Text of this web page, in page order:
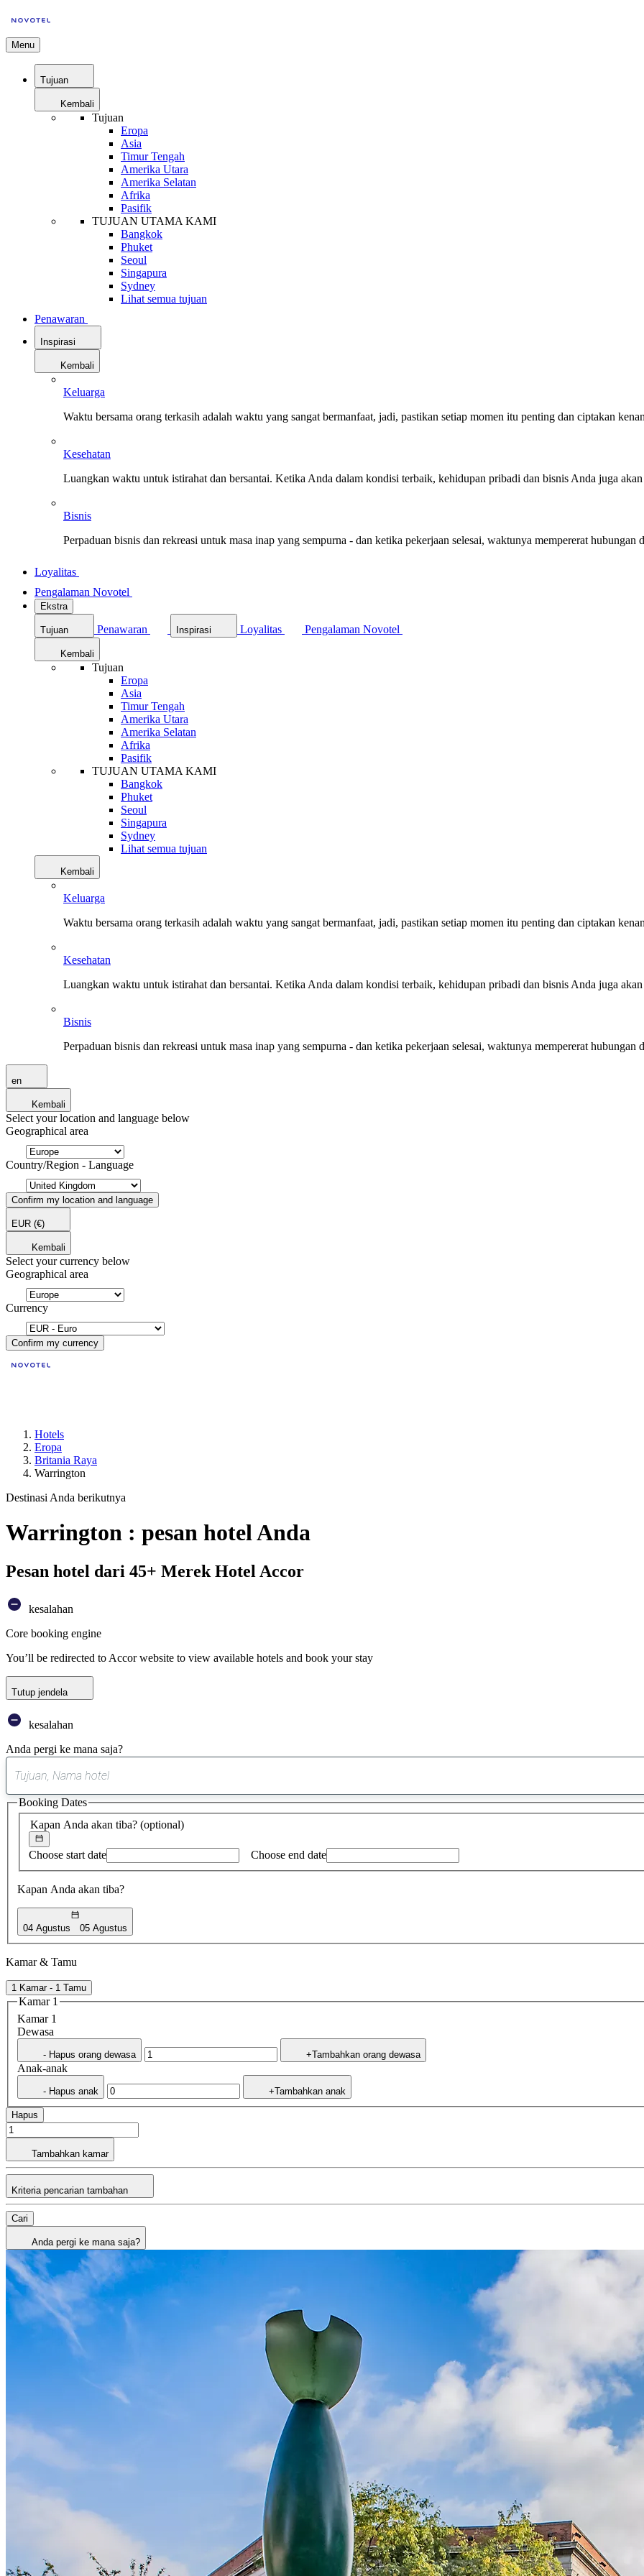
Menu
Tujuan
Kembali
Tujuan
Eropa
Asia
Timur Tengah
Amerika Utara
Amerika Selatan
Afrika
Pasifik
TUJUAN UTAMA KAMI
Bangkok
Phuket
Seoul
Singapura
Sydney
Lihat semua tujuan
Penawaran
Inspirasi
Kembali
Keluarga
Waktu bersama orang terkasih adalah waktu yang sangat bermanfaat, jadi, pastikan setiap momen itu penting dan ciptakan
Kesehatan
Luangkan waktu untuk istirahat dan bersantai. Ketika Anda dalam kondisi terbaik, kehidupan pribadi dan bisnis Anda juga
Bisnis
Perpaduan bisnis dan rekreasi untuk masa inap yang sempurna - dan ketika pekerjaan selesai, waktunya mempererat hubungan
Loyalitas
Pengalaman Novotel
Ekstra
Tujuan Penawaran Inspirasi Loyalitas Pengalaman Novotel
Kembali
Tujuan
Eropa
Asia
Timur Tengah
Amerika Utara
Amerika Selatan
Afrika
Pasifik
TUJUAN UTAMA KAMI
Bangkok
Phuket
Seoul
Singapura
Sydney
Lihat semua tujuan
Kembali
Keluarga
Waktu bersama orang terkasih adalah waktu yang sangat bermanfaat, jadi, pastikan setiap momen itu penting dan ciptakan
Kesehatan
Luangkan waktu untuk istirahat dan bersantai. Ketika Anda dalam kondisi terbaik, kehidupan pribadi dan bisnis Anda juga
Bisnis
Perpaduan bisnis dan rekreasi untuk masa inap yang sempurna - dan ketika pekerjaan selesai, waktunya mempererat hubungan
en
Kembali
Select your location and language below
Geographical area
Country/Region - Language
Confirm my location and language
EUR (€)
Kembali
Select your currency below
Geographical area
Currency
Confirm my currency
Hotels
Eropa
Britania Raya
Warrington
Destinasi Anda berikutnya
Warrington : pesan hotel Anda
Pesan hotel dari 45+ Merek Hotel Accor
kesalahan
Core booking engine
You’ll be redirected to Accor website to view available hotels and book your stay
Tutup jendela
kesalahan
Anda pergi ke mana saja?
saran
ditemukan
Kapan Anda akan tiba? (optional)
Choose start date Choose end date
Kapan Anda akan tiba?
04 Agustus 05 Agustus
Booking Dates
Kamar & Tamu
1 Kamar - 1 Tamu
Kamar 1
Kamar 1
Dewasa
- Hapus orang dewasa +Tambahkan orang dewasa
Anak-anak
- Hapus anak +Tambahkan anak
Hapus
Tambahkan kamar
Kriteria pencarian tambahan
Cari
Anda pergi ke mana saja?